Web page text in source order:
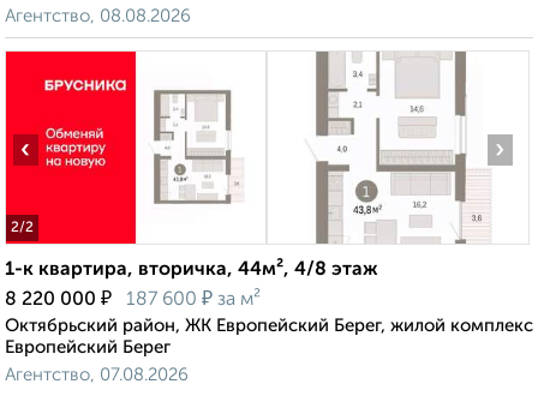
Агентство, 08.08.2026
2/2
‹ ›
1-к квартира, вторичка, 44м², 4/8 этаж
8 220 000 ₽ 187 600 ₽ за м²
Октябрьский район, ЖК Европейский Берег, жилой комплекс
Европейский Берег
Агентство, 07.08.2026